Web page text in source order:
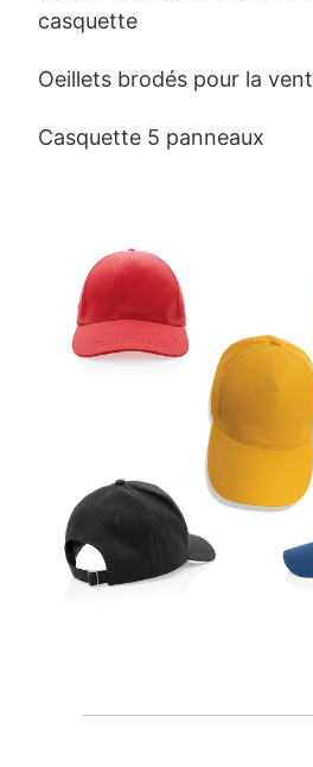
casquette
Oeillets brodés pour la
Casquette 5 panneaux